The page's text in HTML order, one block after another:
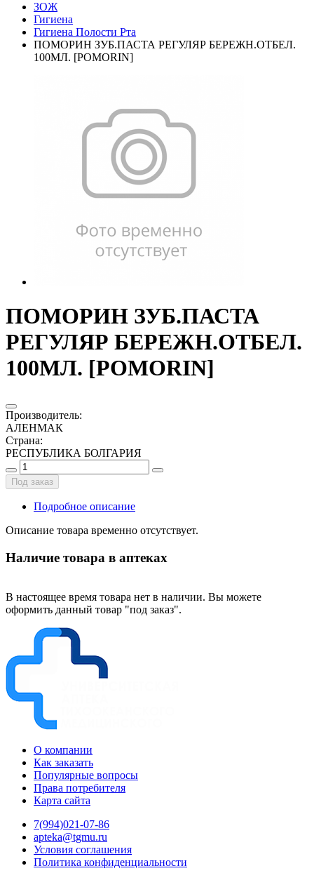
ЗОЖ
Гигиена
Гигиена Полости Рта
ПОМОРИН ЗУБ.ПАСТА РЕГУЛЯР БЕРЕЖН.ОТБЕЛ.
100МЛ. [POMORIN]
ПОМОРИН ЗУБ.ПАСТА
РЕГУЛЯР БЕРЕЖН.ОТБЕЛ.
100МЛ. [POMORIN]
Производитель:
АЛЕНМАК
Страна:
РЕСПУБЛИКА БОЛГАРИЯ
Под заказ
Подробное описание
Описание товара временно отсутствует.
Наличие товара в аптеках
В настоящее время товара нет в наличии. Вы можете
оформить данный товар "под заказ".
О компании
Как заказать
Популярные вопросы
Права потребителя
Карта сайта
7(994)021-07-86
apteka@tgmu.ru
Условия соглашения
Политика конфиденциальности